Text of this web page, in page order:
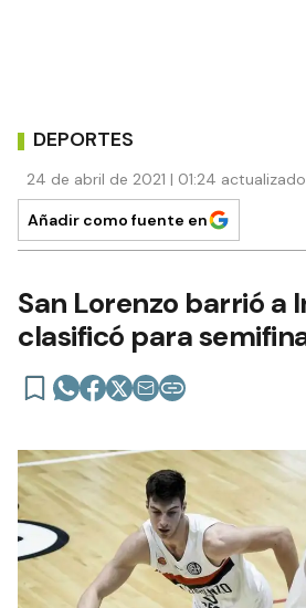
DEPORTES
24 de abril de 2021 | 01:24
Añadir como fuente en
San Lorenzo barrió a
clasificó para